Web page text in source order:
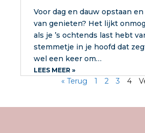
Voor dag en dauw opstaan
van genieten? Het lijkt
als je ’s ochtends last hebt
stemmetje in je hoofd dat
wel een keer om…
LEES MEER »
« Terug 1 2 3 4